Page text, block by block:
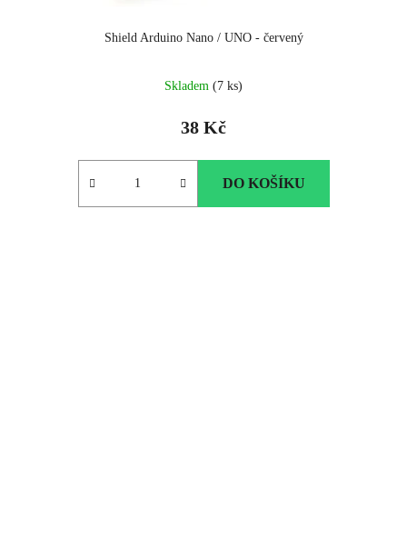
Shield Arduino Nano / UNO - červený
Skladem (7 ks)
38 Kč
DO KOŠÍKU